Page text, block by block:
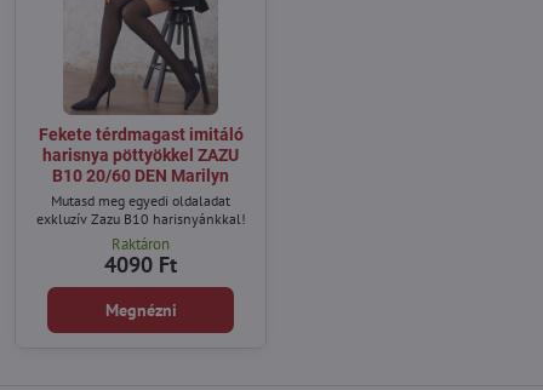
Fekete térdmagast imitáló
harisnya pöttyökkel ZAZU
B10 20/60 DEN Marilyn
Mutasd meg egyedi oldaladat
exkluzív Zazu B10 harisnyánkkal!
Raktáron
4090 Ft
Megnézni